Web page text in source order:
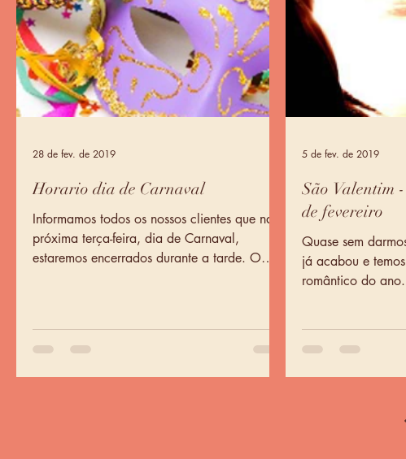
Horario dia de Carnaval
Informamos todos os nossos clientes que na
próxima terça-feira, dia de Carnaval,
estaremos encerrados durante a tarde. O
28 de fev. de 2019
São Valentim -
de fevereiro
Quase sem
já acabou e
romântico do ano. É já na próxima semana
5 de fev. de 2019